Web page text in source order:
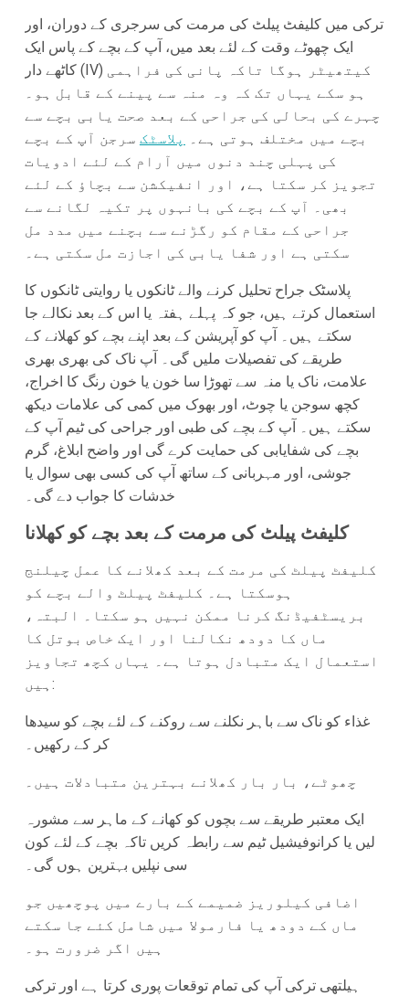
ترکی میں کلیفٹ پیلٹ کی مرمت کی سرجری کے دوران، اور
ایک چھوٹے وقت کے لئے بعد میں، آپ کے بچے کے پاس ایک
کاٹھے دار (IV) کیتھیٹر ہوگا تاکہ پانی کی فراہمی
ہو سکے یہاں تک کہ وہ منہ سے پینے کے قابل ہو۔
چہرے کی بحالی کی جراحی کے بعد صحت یابی بچے سے
بچے میں مختلف ہوتی ہے۔ پلاسٹک سرجن آپ کے بچے
کی پہلی چند دنوں میں آرام کے لئے ادویات
تجویز کر سکتا ہے، اور انفیکشن سے بچاؤ کے لئے
بھی۔ آپ کے بچے کی بانہوں پر تکیہ لگانے سے
جراحی کے مقام کو رگڑنے سے بچنے میں مدد مل
سکتی ہے اور شفا یابی کی اجازت مل سکتی ہے۔
پلاسٹک جراح تحلیل کرنے والے ٹانکوں یا روایتی ٹانکوں کا
استعمال کرتے ہیں، جو کہ پہلے ہفتہ یا اس کے بعد نکالے جا
سکتے ہیں۔ آپ کو آپریشن کے بعد اپنے بچے کو کھلانے کے
طریقے کی تفصیلات ملیں گی۔ آپ ناک کی بھری بھری
علامت، ناک یا منہ سے تھوڑا سا خون یا خون رنگ کا اخراج،
کچھ سوجن یا چوٹ، اور بھوک میں کمی کی علامات دیکھ
سکتے ہیں۔ آپ کے بچے کی طبی اور جراحی کی ٹیم آپ کے
بچے کی شفایابی کی حمایت کرے گی اور واضح ابلاغ، گرم
جوشی، اور مہربانی کے ساتھ آپ کی کسی بھی سوال یا
خدشات کا جواب دے گی۔
کلیفٹ پیلٹ کی مرمت کے بعد بچے کو کھلانا
کلیفٹ پیلٹ کی مرمت کے بعد کھلانے کا عمل چیلنج
ہوسکتا ہے۔ کلیفٹ پیلٹ والے بچے کو
بریسٹفیڈنگ کرنا ممکن نہیں ہو سکتا۔ البتہ،
ماں کا دودھ نکالنا اور ایک خاص بوتل کا
استعمال ایک متبادل ہوتا ہے۔ یہاں کچھ تجاویز
ہیں:
غذاء کو ناک سے باہر نکلنے سے روکنے کے لئے بچے کو سیدھا
کر کے رکھیں۔
چھوٹے، بار بار کھلانے بہترین متبادلات ہیں۔
ایک معتبر طریقے سے بچوں کو کھانے کے ماہر سے مشورہ
لیں یا کرانوفیشیل ٹیم سے رابطہ کریں تاکہ بچے کے لئے کون
سی نپلیں بہترین ہوں گی۔
اضافی کیلوریز ضمیمے کے بارے میں پوچھیں جو
ماں کے دودھ یا فارمولا میں شامل کئے جا سکتے
ہیں اگر ضرورت ہو۔
ہیلتھی ترکی آپ کی تمام توقعات پوری کرتا ہے اور ترکی